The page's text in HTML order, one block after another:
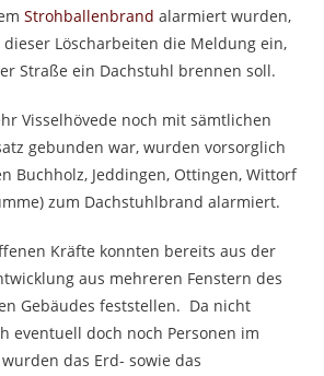
Strohballenbrand alarmiert wurden,
Löscharbeiten die Meldung ein,
Straße ein Dachstuhl brennen soll.
Visselhövede noch mit sämtlichen
gebunden war, wurden vorsorglich
Buchholz, Jeddingen, Ottingen, Wittorf
zum Dachstuhlbrand alarmiert.
Kräfte konnten bereits aus der
aus mehreren Fenstern des
Gebäudes feststellen. Da nicht
eventuell doch noch Personen im
das Erd- sowie das